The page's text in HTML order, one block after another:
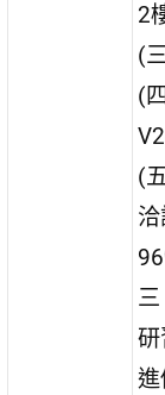
2
(
(
(
進